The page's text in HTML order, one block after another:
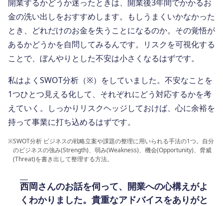
開業するかどうか迷ったときは、開業後3年間でかかるお
金の洗い出しをおすすめします。もしうまくいかなかった
とき、どれだけのお金を失うことになるのか。その覚悟が
あるかどうかを自問してみるんです。リスクを可視化する
ことで、ぼんやりとした不安は小さくなるはずです。
私はよくSWOT分析（※）をしていました。不安なことを
1つひとつ見える化して、それぞれにどう対応するかを考
えていく。しっかりリスクヘッジしておけば、心に余裕を
持って事業に打ち込めるはずです。
※SWOT分析 ビジネスの戦略立案や課題の整理に用いられる手法の1つ。自分
のビジネスの強み(Strength)、弱み(Weakness)、機会(Opportunity)、脅威
(Threat)を書き出して整理する方法。
西岡さんのお話を伺って、開業への心構えがよ
くわかりました。貴重なアドバイスをありがと